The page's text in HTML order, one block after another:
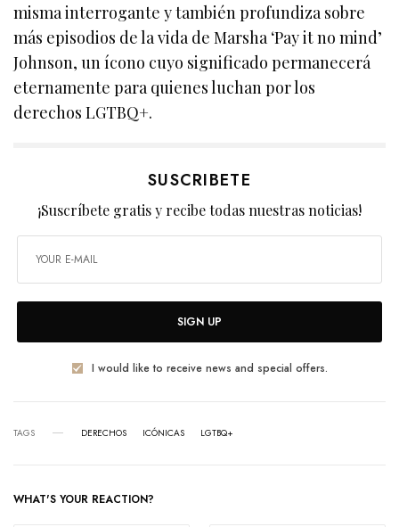
misma interrogante y también profundiza sobre
más episodios de la vida de Marsha ‘Pay it no mind’
Johnson, un ícono cuyo significado permanecerá
eternamente para quienes luchan por los
derechos LGTBQ+.
SUSCRIBETE
¡Suscríbete gratis y recibe todas nuestras noticias!
SIGN UP
I would like to receive news and special offers.
TAGS DERECHOS ICÓNICAS LGTBQ+
WHAT'S YOUR REACTION?